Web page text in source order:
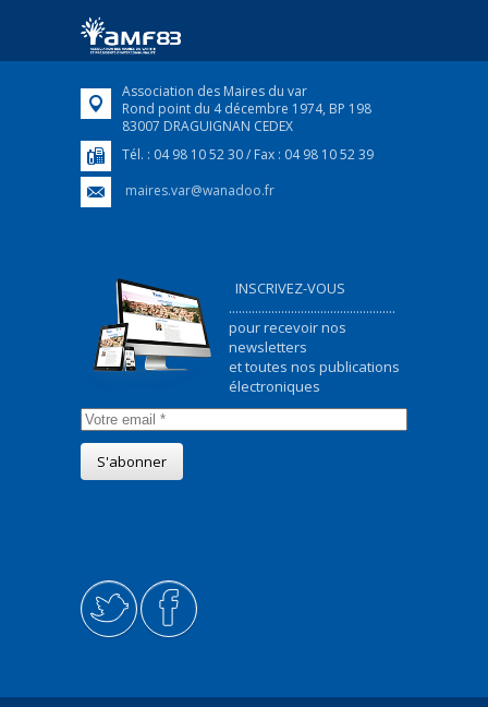
FEUILLETER
Association des Maires du var
Rond point du 4 décembre 1974, BP 198
83007 DRAGUIGNAN CEDEX
Tél. : 04 98 10 52 30 / Fax : 04 98 10 52 39
maires.var@wanadoo.fr
INSCRIVEZ-VOUS
...................................................
pour recevoir nos
newsletters
et toutes nos publications
électroniques